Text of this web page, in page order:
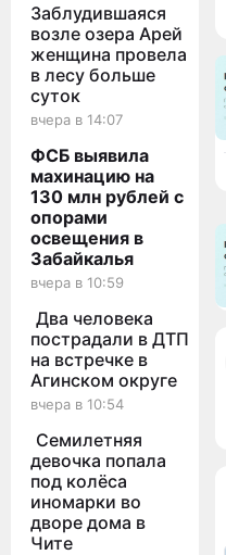
Заблудившаяся
возле озера Арей
женщина провела
в лесу больше
суток
вчера в 14:07
ФСБ выявила
махинацию на
130 млн рублей с
опорами
освещения в
Забайкалья
вчера в 10:59
Два человека
пострадали в ДТП
на встречке в
Агинском округе
вчера в 10:54
Семилетняя
девочка попала
под колёса
иномарки во
дворе дома в
Чите